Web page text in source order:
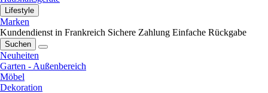
Lifestyle
Marken
Kundendienst in Frankreich Sichere Zahlung Einfache Rückgabe
Suchen
Neuheiten
Garten - Außenbereich
Möbel
Dekoration